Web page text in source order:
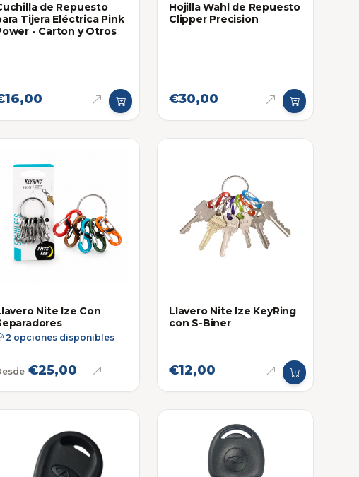
de Repuesto
Tijera Eléctrica Pink
- Carton y Otros
Hojilla Wahl de Repuesto
Clipper Precision
€30,00
Nite Ize Con
2 opciones disponibles
€25,00
Llavero Nite Ize KeyRing
con S-Biner
€12,00